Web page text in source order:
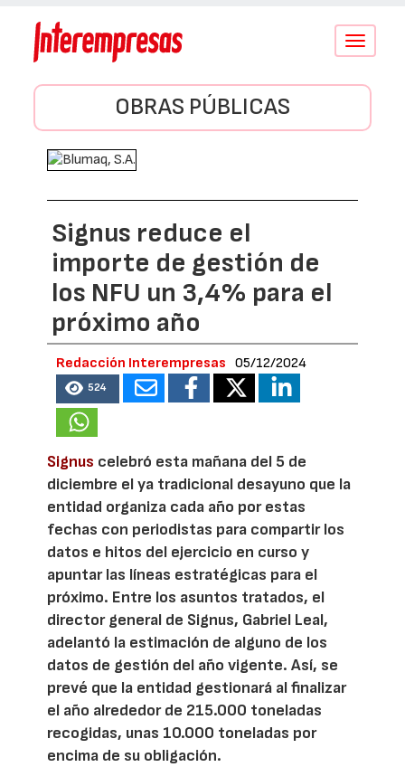
Conmutar
OBRAS PÚBLICAS
Signus reduce el
importe de gestión de
los NFU un 3,4% para el
próximo año
Redacción Interempresas 05/12/2024
524
Signus celebró esta mañana del 5 de
diciembre el ya tradicional desayuno que la
entidad organiza cada año por estas
fechas con periodistas para compartir los
datos e hitos del ejercicio en curso y
apuntar las líneas estratégicas para el
próximo. Entre los asuntos tratados, el
director general de Signus, Gabriel Leal,
adelantó la estimación de alguno de los
datos de gestión del año vigente. Así, se
prevé que la entidad gestionará al finalizar
el año alrededor de 215.000 toneladas
recogidas, unas 10.000 toneladas por
encima de su obligación.